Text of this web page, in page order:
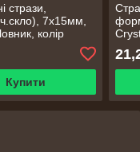
стрази,
7х15мм,
колір
Купити